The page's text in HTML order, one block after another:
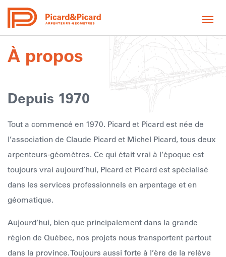
À propos
Depuis 1970
Tout a commencé en 1970. Picard et Picard est née de
l’association de Claude Picard et Michel Picard, tous deux
arpenteurs-géomètres. Ce qui était vrai à l’époque est
toujours vrai aujourd’hui, Picard et Picard est spécialisé
dans les services professionnels en arpentage et en
géomatique.
Aujourd’hui, bien que principalement dans la grande
région de Québec, nos projets nous transportent partout
dans la province. Toujours aussi forte à l’ère de la relève